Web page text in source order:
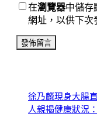
在瀏覽器中儲存
網址，以供下次
徐乃麟現身大腸
人親揭健康狀況